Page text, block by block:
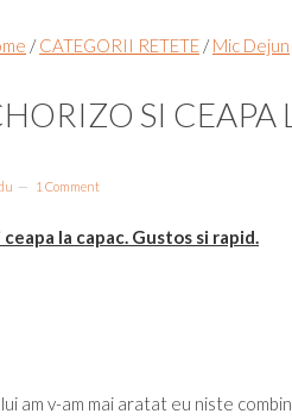
/ CATEGORII RETETE / Mic Dejun
SI CEAPA
1 Comment
la capac. Gustos si rapid.
am v-am mai aratat eu niste